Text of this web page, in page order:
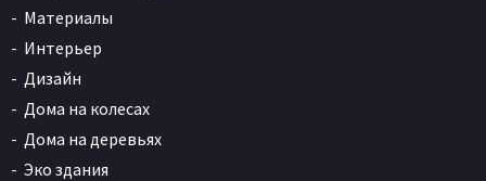
Материалы
Интерьер
Дизайн
Дома на колесах
Дома на деревьях
Эко здания